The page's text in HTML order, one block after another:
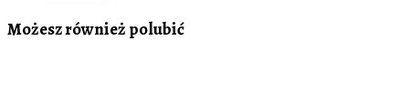
Możesz również polubić